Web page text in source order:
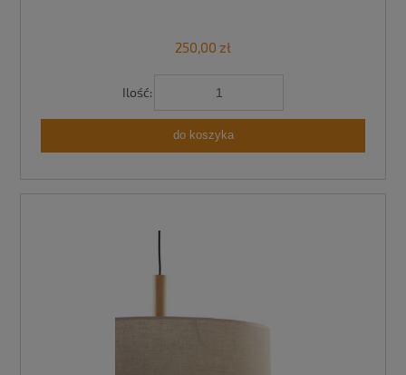
250,00 zł
Ilość:
do koszyka